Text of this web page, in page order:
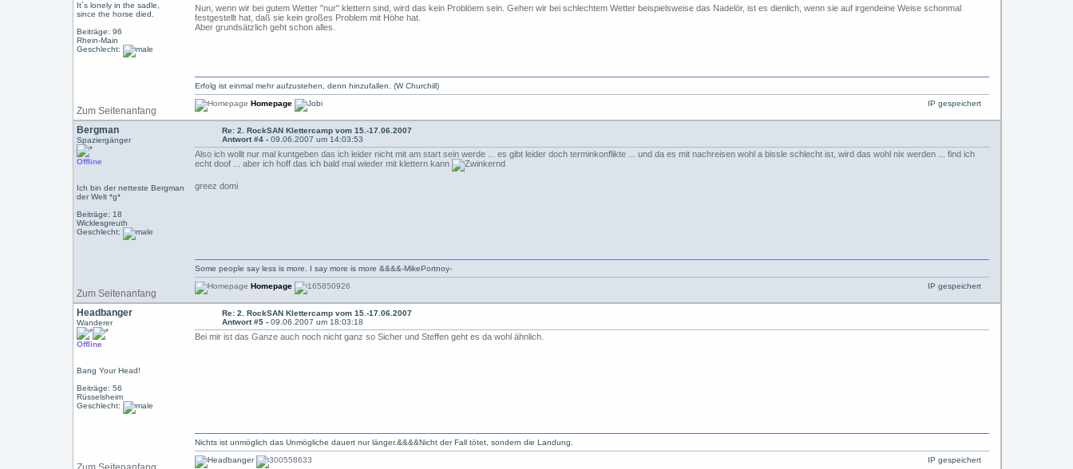
It´s lonely in the sadle,
since the horse died.
Beiträge: 96
Rhein-Main
Geschlecht:
Nun, wenn wir bei gutem Wetter "nur" klettern sind, wird das kein Problöem sein. Gehen wir bei schlechtem Wetter beispielsweise das Nadelör, ist es dienlich, wenn sie auf irgendeine Weise schonmal
festgestellt hat, daß sie kein großes Problem mit Höhe hat.
Aber grundsätzlich geht schon alles.
Zum Seitenanfang
Erfolg ist einmal mehr aufzustehen, denn hinzufallen. (W Churchill)
Homepage
IP gespeichert
Bergman
Spaziergänger
Offline
Ich bin der netteste Bergman
der Welt *g*
Beiträge: 18
Wicklesgreuth
Geschlecht:
Re: 2. RockSAN Klettercamp vom 15.-17.06.2007
Antwort #4 -09.06.2007 um 14:03:53
Also ich wollt nur mal kuntgeben das ich leider nicht mit am start sein werde ... es gibt leider doch terminkonflikte ... und da es mit nachreisen wohl a bissle schlecht ist, wird das wohl nix werden ... find ich
echt doof ... aber ich hoff das ich bald mal wieder mit klettern kann
greez domi
Zum Seitenanfang
Some people say less is more. I say more is more &&&&-MikePortnoy-
Homepage
IP gespeichert
Headbanger
Wanderer
Offline
Bang Your Head!
Beiträge: 56
Rüsselsheim
Geschlecht:
Re: 2. RockSAN Klettercamp vom 15.-17.06.2007
Antwort #5 -09.06.2007 um 18:03:18
Bei mir ist das Ganze auch noch nicht ganz so Sicher und Steffen geht es da wohl ähnlich.
Nichts ist unmöglich das Unmögliche dauert nur länger.&&&&Nicht der Fall tötet, sondern die Landung.
IP gespeichert